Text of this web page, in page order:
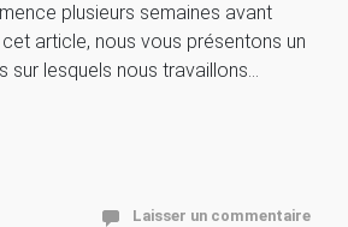
plusieurs semaines avant
cet article, nous vous présentons un
sur lesquels nous travaillons…
Laisser un commentaire